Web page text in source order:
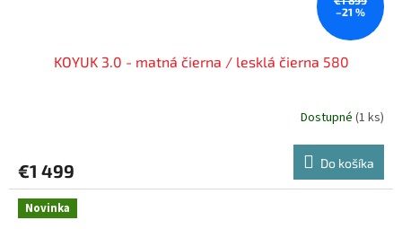
–21 %
KOYUK 3.0 - matná čierna / lesklá čierna 580
Dostupné (1 ks)
€1 499 Do košíka
Novinka